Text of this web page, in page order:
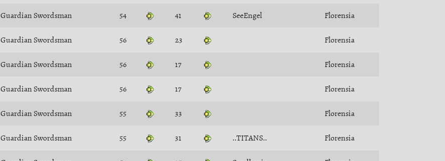
Guardian Swordsman 54 41 SeeEngel Florensia
Guardian Swordsman 56 23 Florensia
Guardian Swordsman 56 17 Florensia
Guardian Swordsman 56 17 Florensia
Guardian Swordsman 55 33 Florensia
Guardian Swordsman 55 31 ..TITANS.. Florensia